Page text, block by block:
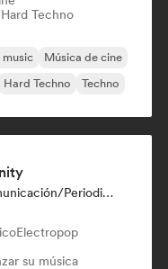
Hard Techno
music
Música de cine
Hard Techno Techno
Etiqueta, Medios De Comunicación/Periodista
Electropop
su música